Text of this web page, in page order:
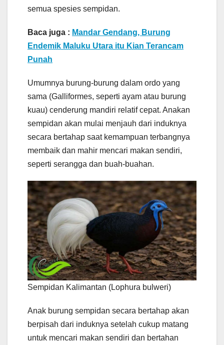
semua spesies sempidan.
Baca juga : Mandar Gendang, Burung
Endemik Maluku Utara itu Kian Terancam
Punah
Umumnya burung-burung dalam ordo yang
sama (Galliformes, seperti ayam atau burung
kuau) cenderung mandiri relatif cepat. Anakan
sempidan akan mulai menjauh dari induknya
secara bertahap saat kemampuan terbangnya
membaik dan mahir mencari makan sendiri,
seperti serangga dan buah-buahan.
Sempidan Kalimantan (Lophura bulweri)
Anak burung sempidan secara bertahap akan
berpisah dari induknya setelah cukup matang
untuk mencari makan sendiri dan bertahan